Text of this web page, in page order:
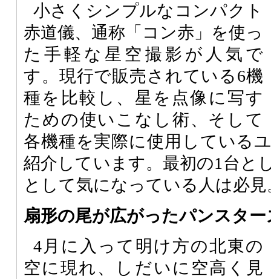
小さくシンプルなコンパクト
赤道儀、通称「コン赤」を使っ
た手軽な星空撮影が人気で
す。現行で販売されている6機
種を比較し、星を点像に写す
ための使いこなし術、そして
各機種を実際に使用している
紹介しています。最初の1台と
として気になっている人は必見
扇形の尾が広がったパンスター
4月に入って明け方の北東の
空に現れ、しだいに空高く見